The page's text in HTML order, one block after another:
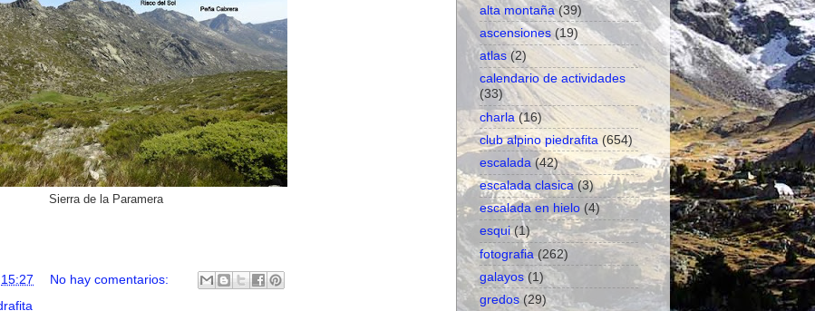
Sierra de la Paramera
15:27
No hay comentarios:
alta montaña (39)
ascensiones (19)
atlas (2)
calendario de actividades
(33)
charla (16)
club alpino piedrafita (654)
escalada (42)
escalada clasica (3)
escalada en hielo (4)
esqui (1)
fotografia (262)
galayos (1)
gredos (29)